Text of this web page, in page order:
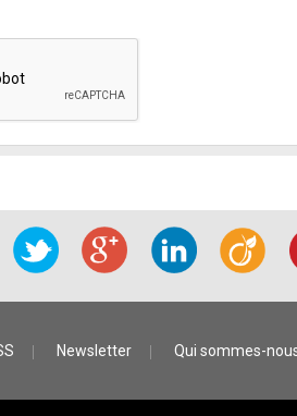
Newsletter Qui sommes-